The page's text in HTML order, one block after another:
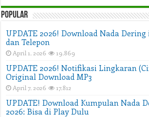
Popular
UPDATE 2026! Download Nada Dering
dan Telepon
April 1, 2026 19,869
UPDATE 2026! Notifikasi Lingkaran
Original Download MP3
April 7, 2026 17,812
UPDATE! Download Kumpulan Nada
2026: Bisa di Play Dulu